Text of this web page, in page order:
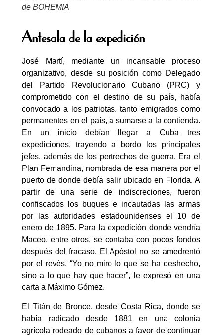
de BOHEMIA
Antesala de la expedición
José Martí, mediante un incansable proceso
organizativo, desde su posición como Delegado
del Partido Revolucionario Cubano (PRC) y
comprometido con el destino de su país, había
convocado a los patriotas, tanto emigrados como
permanentes en el país, a sumarse a la contienda.
En un inicio debían llegar a Cuba tres
expediciones, trayendo a bordo los principales
jefes, además de los pertrechos de guerra. Era el
Plan Fernandina, nombrada de esa manera por el
puerto de donde debía salir ubicado en Florida. A
partir de una serie de indiscreciones, fueron
confiscados los buques e incautadas las armas
por las autoridades estadounidenses el 10 de
enero de 1895. Para la expedición donde vendría
Maceo, entre otros, se contaba con pocos fondos
después del fracaso. El Apóstol no se amedrentó
por el revés. “Yo no miro lo que se ha deshecho,
sino a lo que hay que hacer”, le expresó en una
carta a Máximo Gómez.
El Titán de Bronce, desde Costa Rica, donde se
había radicado desde 1881 en una colonia
agrícola rodeado de cubanos a favor de continuar